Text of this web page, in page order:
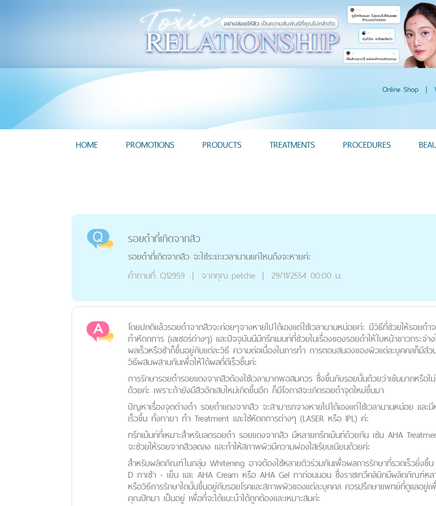
Online Shop |
HOME PROMOTIONS PRODUCTS TREATMENTS PROCEDURES
รอยดำที่เกิดจากสิว
รอยดำที่เกิดจากสิว จะใช้ระยะเวลานานแค่ไหนถึงจะหายค่ะ
คำถามที่: Q12959 | จากคุณ petche | 29/11/2554 00:00 น.
โดยปกติแล้วรอยดำจากสิวจะค่อยๆจางหายไปได้เองแต่ใช้เวลานานหน่อยค่ะ มีวิธีที่ช่วยให้รอยด
ทำหัตถการ (เลเซอร์ต่างๆ) และปัจจุบันนีมีทรีทเมนท์ที่ช่วยในเรื่องของรอยดำให้ใบหน้าขาวกระจ่
ผลเร็วหรือช้าก็ขึ้นอยู่กับแต่ละวิธี ความต่อเนื่องในการทำ การตอบสนองของผิวแต่ละบุคคลก็มีส่
วิธีผสมผสานกันเพื่อให้ได้ผลที่ดีเร็วขึ้นค่ะ
การรักษารอยดำรอยแดงจากสิวต้องใช้เวลามากพอสมควร ซึ่งขึ้นกับรอยนั้นด้วยว่าเข้มมากหรือ
ด้วยค่ะ เพราะถ้ายังมีสิวอักเสบใหม่เกิดขึ้นอีก ก็มีโอกาสจะเกิดรอยดำจุดใหม่ขึ้นมา
ปัญหาเรื่องจุดด่างดำ รอยดำแดงจากสิว จะสามารถจางหายไปได้เองแต่ใช้เวลานานหน่อย และ
เร็วขึ้น ทั้งทายา ทำ Treatment และใช้หัตถการต่างๆ (LASER หรือ IPL) ค่ะ
ทรีทเม้นท์ที่เหมาะสำหรับลดรอยดำ รอยแดงจากสิว มีหลายทรีทเม้นท์ด้วยกัน เช่น AHA
จะช่วยให้รอยจากสิวลดลง และทำให้สภาพผิวมีความผ่องใสเรียบเนียนด้วยค่ะ
สำหรับผลิตภัณฑ์ในกลุ่ม Whitening อาจต้องใช้หลายตัวร่วมกันเพื่อผลการรักษาที่รวดเร็วยิ่งขึ้
D ทาเช้า - เย็น และ AHA Cream หรือ AHA Gel ทาก่อนนอน ซึ่งราชเทวีคลินิกมีผลิตภัณฑ์หล
หรือวิธีการรักษาใดนั้นขึ้นอยู่กับรอยโรคและสภาพผิวของแต่ละบุคคล ควรปรึกษาแพทย์ที่ดูแลอ
คุณปัทมา เป็นอยู่ เพื่อที่จะได้แนะนำได้ถูกต้องและเหมาะสมค่ะ